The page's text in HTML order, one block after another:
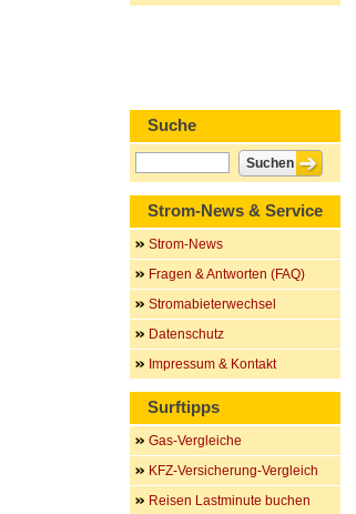
Suche
Strom-News & Service
Strom-News
Fragen & Antworten (FAQ)
Stromabieterwechsel
Datenschutz
Impressum & Kontakt
Surftipps
Gas-Vergleiche
KFZ-Versicherung-Vergleich
Reisen Lastminute buchen